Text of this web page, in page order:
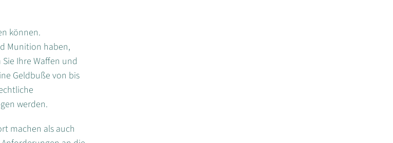
können.
Munition haben,
Ihre Waffen und
Geldbuße von bis
werden.
machen als auch